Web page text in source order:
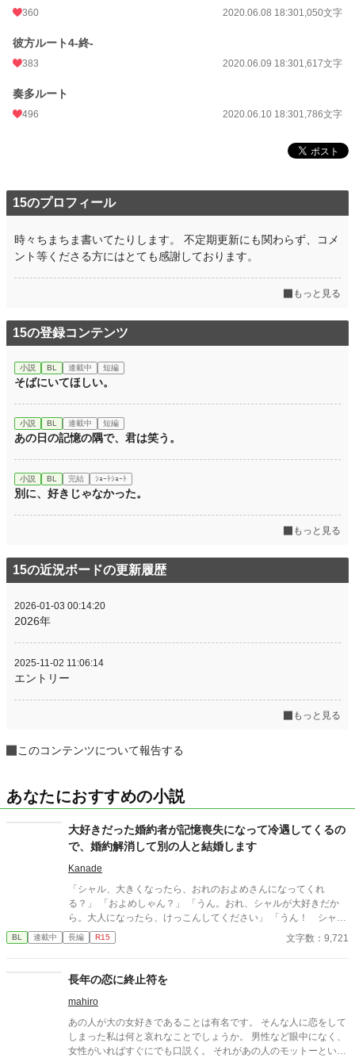
360 2020.06.08 18:301,050文字
彼方ルート4-終-
383 2020.06.09 18:301,617文字
奏多ルート
496 2020.06.10 18:301,786文字
15のプロフィール
時々ちまちま書いてたりします。 不定期更新にも関わらず、コメ
ント等くださる方にはとても感謝しております。
もっと見る
15の登録コンテンツ
小説 BL 連載中 短編
そばにいてほしい。
小説 BL 連載中 短編
あの日の記憶の隅で、君は笑う。
小説 BL 完結 ｼｮｰﾄｼｮｰﾄ
別に、好きじゃなかった。
もっと見る
15の近況ボードの更新履歴
2026-01-03 00:14:20
2026年
2025-11-02 11:06:14
エントリー
もっと見る
このコンテンツについて報告する
あなたにおすすめの小説
大好きだった婚約者が記憶喪失になって冷遇してくるの
で、婚約解消して別の人と結婚します
Kanade
「シャル、大きくなったら、おれのおよめさんになってくれ
る？」 「およめしゃん？」 「うん。おれ、シャルが大好きだか
ら。大人になったら、けっこんしてください」 「うん！ シャル
もリュシーしゃま、だいしゅき！ およめしゃん、なる！」 ✩
✩ ✩ 幼き日に交わした『約束』。二人が正式に婚約したの
から三年。リュシオンが事故により記憶喪失になったことで、全
てが狂っていく――。 ――――――――――― ✻男しかいな
い、αとΩしかいない世界観なので、女性やβといった概念は出て
きません。 ✻独自設定の異世界オメガバースです。 ✻4話までは
毎日更新。その後は週3話の更新を目指します。執筆しながらの
更新、遅筆なのでゆっくりペースにはなりますが、完結は保証い
BL 連載中 長編 R15 文字数：9,721
長年の恋に終止符を
mahiro
あの人が大の女好きであることは有名です。 そんな人に恋をして
しまった私は何と哀れなことでしょうか。 男性など眼中になく、
女性がいればすぐにでも口説く。 それがあの人のモットーという